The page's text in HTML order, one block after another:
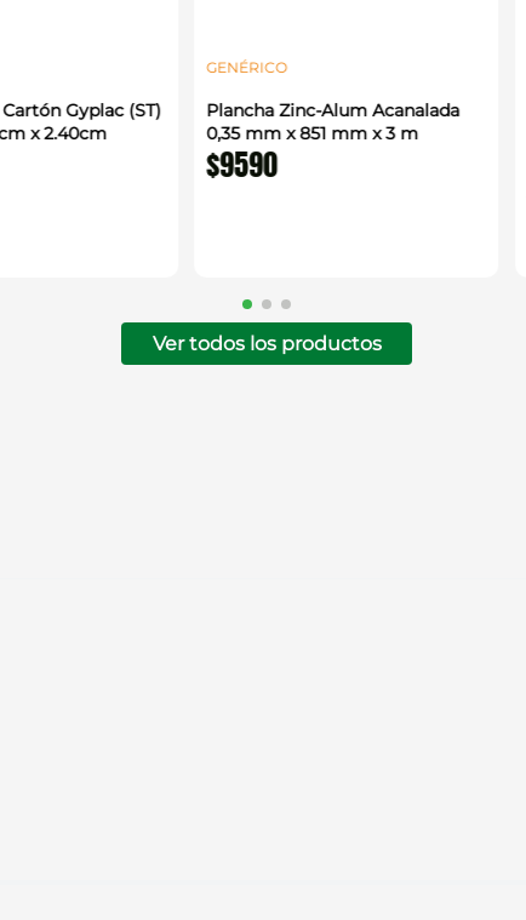
Gyplac (ST)
x 2.40cm
GENÉRICO
Plancha Zinc-Alum Acanalada
0,35 mm x 851 mm x 3 m
$9590
Ver todos los productos